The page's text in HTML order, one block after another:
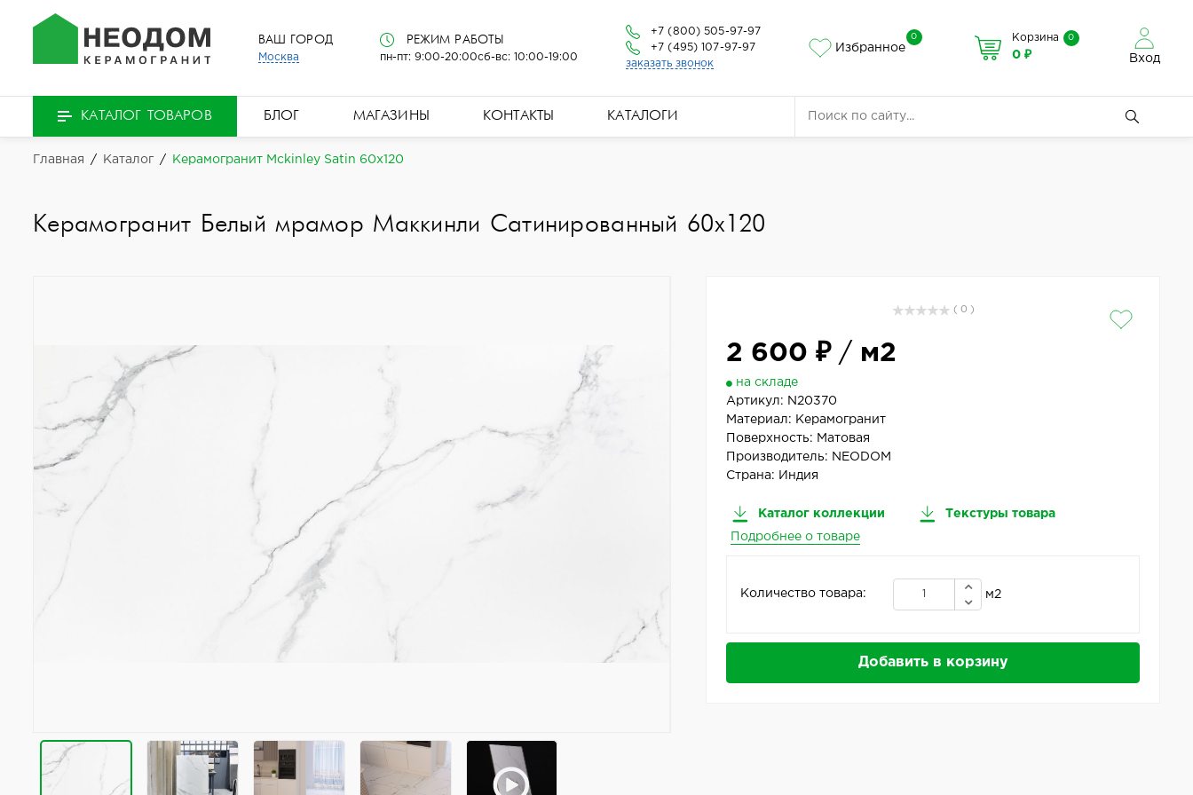
ВАШ ГОРОД
Москва
РЕЖИМ РАБОТЫ
пн-пт: 9:00-20:00сб-вс: 10:00-19:00
+7 (800) 505-97-97
+7 (495) 107-97-97
заказать звонок
Избранное
0 Корзина 0
0 ₽ Вход
КАТАЛОГ ТОВАРОВ БЛОГ МАГАЗИНЫ КОНТАКТЫ КАТАЛОГИ
Главная / Каталог / Керамогранит Mckinley Satin 60x120
Керамогранит Белый мрамор Маккинли Сатинированный 60x120
( 0 )
2 600 ₽/ м2
на складе
Артикул: N20370
Материал: Керамогранит
Поверхность: Матовая
Производитель: NEODOM
Страна: Индия
Каталог коллекции Текстуры товара
Подробнее о товаре
Количество товара: м2
Добавить в корзину